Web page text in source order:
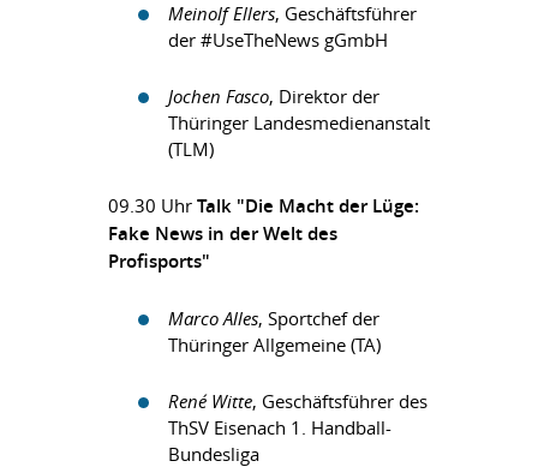
Meinolf Ellers, Geschäftsführer
der #UseTheNews gGmbH
Jochen Fasco, Direktor der
Thüringer Landesmedienanstalt
(TLM)
09.30 Uhr Talk "Die Macht der Lüge:
Fake News in der Welt des
Profisports"
Marco Alles, Sportchef der
Thüringer Allgemeine (TA)
René Witte, Geschäftsführer des
ThSV Eisenach 1. Handball-
Bundesliga